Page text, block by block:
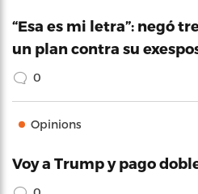
“Esa es mi letra”: negó
un plan contra su
0
Opinions
Voy a Trump y pago